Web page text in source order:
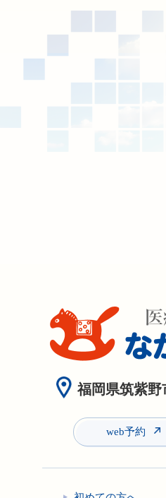
福岡県筑紫野
web予約